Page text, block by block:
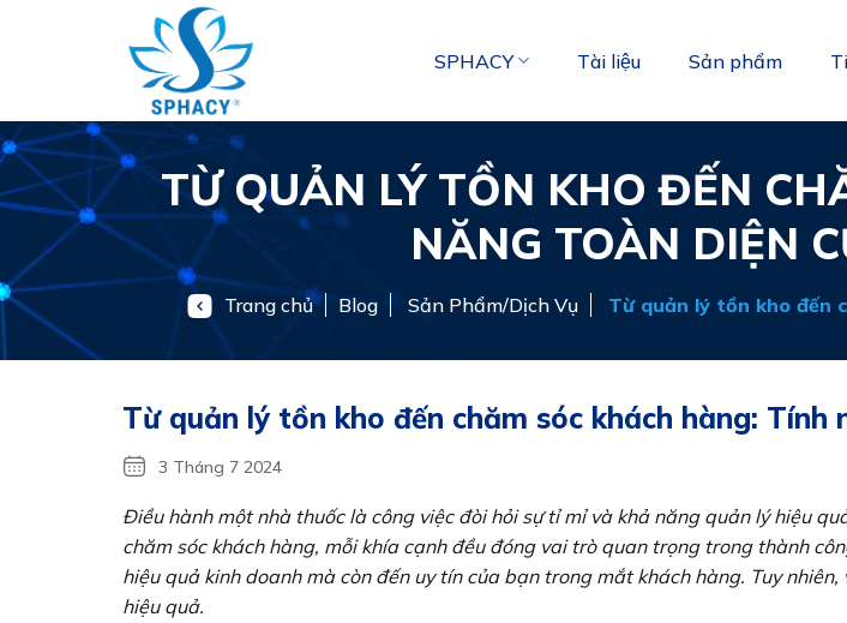
SPHACY Tài liệu Sản phẩm
TỪ QUẢN LÝ TỒN KHO ĐẾN
NĂNG TOÀN DIỆN
Trang chủ Blog Sản Phẩm/Dịch Vụ Từ quản lý tồn kho đến
Từ quản lý tồn kho đến chăm sóc khách hàng: Tính
3 Tháng 7 2024
Điều hành một nhà thuốc là công việc đòi hỏi sự tỉ mỉ và khả năng quản lý hiệu
chăm sóc khách hàng, mỗi khía cạnh đều đóng vai trò quan trọng trong thành
hiệu quả kinh doanh mà còn đến uy tín của bạn trong mắt khách hàng. Tuy nhiên,
hiệu quả.